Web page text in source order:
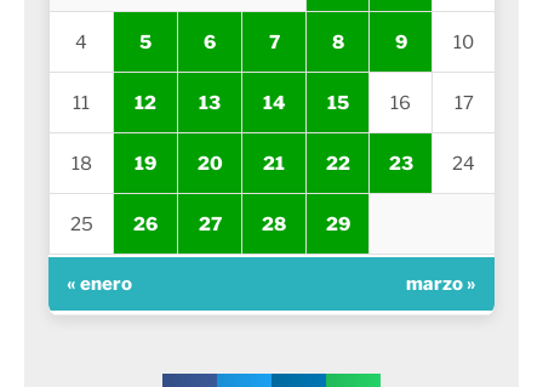
4 5 6 7 8 9 10
11 12 13 14 15 16 17
18 19 20 21 22 23 24
25 26 27 28 29
« enero marzo »